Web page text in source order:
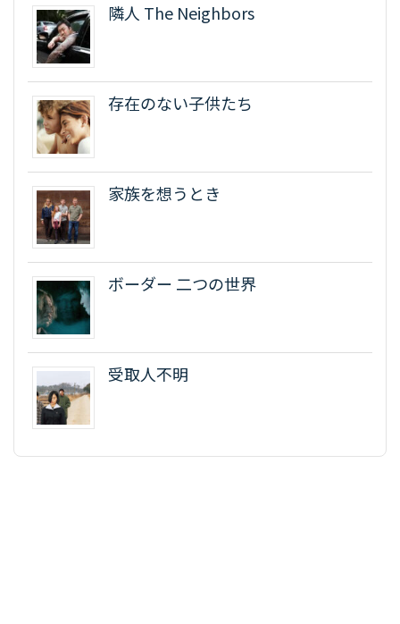
隣人 The Neighbors
存在のない子供たち
家族を想うとき
ボーダー 二つの世界
受取人不明